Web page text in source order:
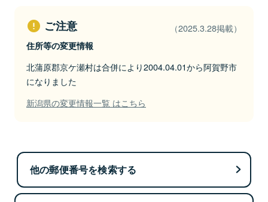
ご注意 （2025.3.28掲載）
住所等の変更情報
北蒲原郡京ケ瀬村は合併により2004.04.01から阿賀野市
になりました
新潟県の変更情報一覧 はこちら
他の郵便番号を検索する